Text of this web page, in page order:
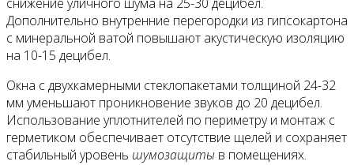
Дополнительно внутренние перегородки из гипсокартона
с минеральной ватой повышают акустическую изоляцию
на 10-15 децибел.
Окна с двухкамерными стеклопакетами толщиной 24-32
мм уменьшают проникновение звуков до 20 децибел.
Использование уплотнителей по периметру и монтаж с
герметиком обеспечивает отсутствие щелей и сохраняет
стабильный уровень шумозащиты в помещениях.